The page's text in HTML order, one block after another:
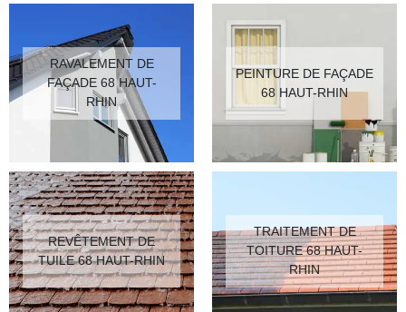
RAVALEMENT DE
FAÇADE 68 HAUT-
RHIN
PEINTURE DE FAÇADE
68 HAUT-RHIN
REVÊTEMENT DE
TUILE 68 HAUT-RHIN
TRAITEMENT DE
TOITURE 68 HAUT-
RHIN